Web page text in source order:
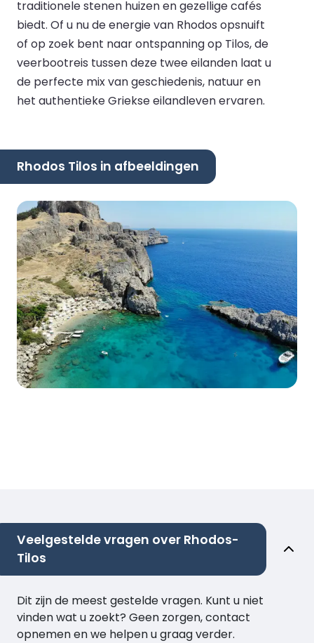
traditionele stenen huizen en gezellige cafés
biedt. Of u nu de energie van Rhodos opsnuift
of op zoek bent naar ontspanning op Tilos, de
veerbootreis tussen deze twee eilanden laat u
de perfecte mix van geschiedenis, natuur en
het authentieke Griekse eilandleven ervaren.
Rhodos Tilos in afbeeldingen
Veelgestelde vragen over Rhodos-
Tilos
Dit zijn de meest gestelde vragen. Kunt u niet
vinden wat u zoekt? Geen zorgen, contact
opnemen en we helpen u graag verder.